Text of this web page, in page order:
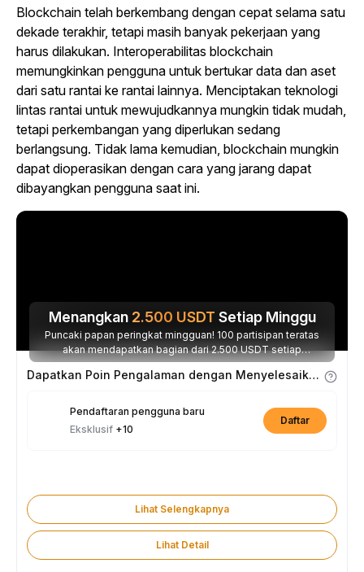
Blockchain telah berkembang dengan cepat selama satu
dekade terakhir, tetapi masih banyak pekerjaan yang
harus dilakukan. Interoperabilitas blockchain
memungkinkan pengguna untuk bertukar data dan aset
dari satu rantai ke rantai lainnya. Menciptakan teknologi
lintas rantai untuk mewujudkannya mungkin tidak mudah,
tetapi perkembangan yang diperlukan sedang
berlangsung. Tidak lama kemudian, blockchain mungkin
dapat dioperasikan dengan cara yang jarang dapat
dibayangkan pengguna saat ini.
Menangkan 2.500 USDT Setiap Minggu
Puncaki papan peringkat mingguan! 100 partisipan teratas
akan mendapatkan bagian dari 2.500 USDT setiap
minggunya.
Dapatkan Poin Pengalaman dengan Menyelesaikan Tugas
Pendaftaran pengguna baru
Eksklusif +10
Daftar
Lihat Selengkapnya
Lihat Detail